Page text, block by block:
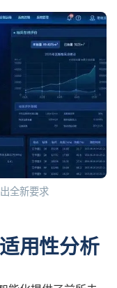
全新要求
用性分析